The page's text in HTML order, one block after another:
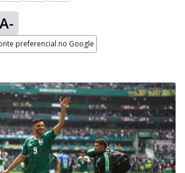
A-
preferencial no Google